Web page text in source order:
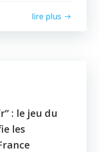
lire plus
: le jeu du
les